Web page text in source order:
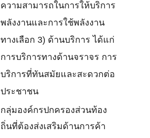
ความสามารถในการให้บริการ
พลังงานและการใช้พลังงาน
ทางเลือก 3) ด้านบริการ ได้แก่
การบริการทางด้านจราจร การ
บริการที่ทันสมัยและสะดวกต่อ
ประชาชน
กลุ่มองค์กรปกครองส่วนท้อง
ถิ่นที่ต้องส่งเสริมด้านการค้า